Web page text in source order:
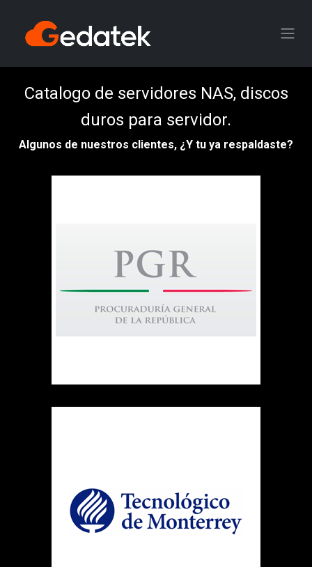
Catalogo de servidores NAS, discos
duros para servidor.
Algunos de nuestros clientes, ¿Y tu ya respaldaste?